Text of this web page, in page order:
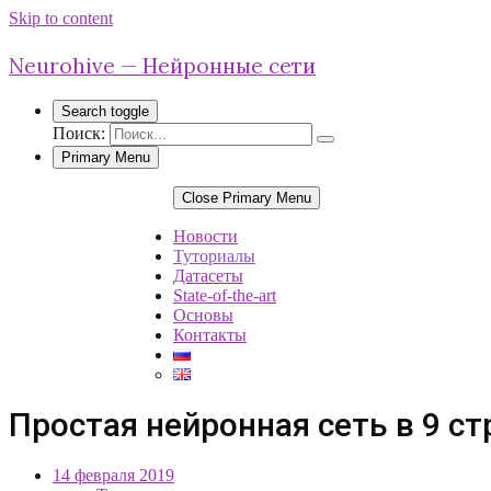
Skip to content
Neurohive — Нейронные сети
Search toggle
Поиск:
Primary Menu
Close Primary Menu
Новости
Туториалы
Датасеты
State-of-the-art
Основы
Контакты
Простая нейронная сеть в 9
14 февраля 2019